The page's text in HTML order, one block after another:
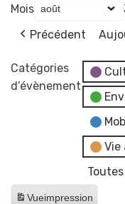
Mois
Précédent
Catégories
d’évènement
Vie
Vueimpression